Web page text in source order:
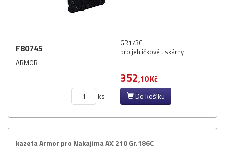
F80745
ARMOR
GR173C
pro jehličkové tiskárny
352,10 Kč
ks Do košíku
kazeta Armor pro Nakajima AX 210 Gr.​186C